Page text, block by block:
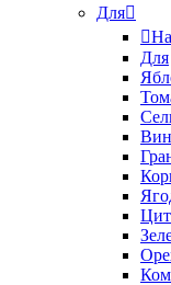
Для
Для